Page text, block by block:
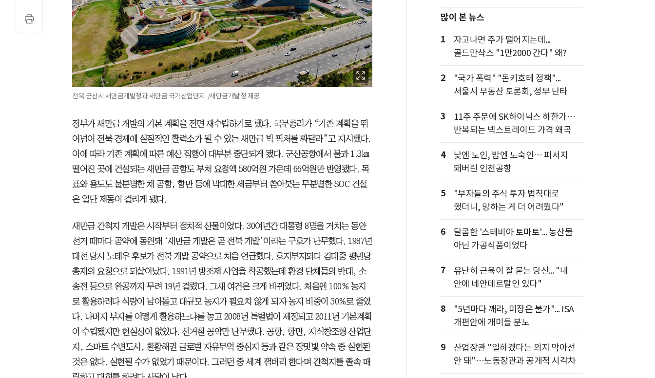
전북 군산시 새만금개발청과 새만금 국가산업단지. /새만금개발청 제공
정부가 새만금 개발의 기본 계획을 전면 재수립하기로 했다. 국무총리가 “기존 계획을 뛰
어넘어 전북 경제에 실질적인 활력소가 될 수 있는 새만금 빅 픽처를 짜달라”고 지시했다.
이에 따라 기존 계획에 따른 예산 집행이 대부분 중단되게 됐다. 군산공항에서 불과 1.3㎞
떨어진 곳에 건설되는 새만금 공항도 부처 요청액 580억원 가운데 66억원만 반영됐다. 목
표와 용도도 불분명한 채 공항, 항만 등에 막대한 세금부터 쏟아붓는 무분별한 SOC 건설
은 일단 제동이 걸리게 됐다.
새만금 간척지 개발은 시작부터 정치적 산물이었다. 30여년간 대통령 8명을 거치는 동안
선거 때마다 공약에 동원돼 ‘새만금 개발은 곧 전북 개발’이라는 구호가 난무했다. 1987년
대선 당시 노태우 후보가 전북 개발 공약으로 처음 언급했다. 흐지부지되다 김대중 평민당
총재의 요청으로 되살아났다. 1991년 방조제 사업을 착공했는데 환경 단체들의 반대, 소
송전 등으로 완공까지 무려 19년 걸렸다. 그새 여건은 크게 바뀌었다. 처음엔 100% 농지
로 활용하려다 식량이 남아돌고 대규모 농지가 필요치 않게 되자 농지 비중이 30%로 줄었
다. 나머지 부지를 어떻게 활용하느냐를 놓고 2008년 특별법이 제정되고 2011년 기본계획
이 수립됐지만 현실성이 없었다. 선거철 공약만 난무했다. 공항, 항만, 지식창조형 산업단
지, 스마트 수변도시, 환황해권 글로벌 자유무역 중심지 등과 같은 장밋빛 약속 중 실현된
것은 없다. 실현될 수가 없었기 때문이다. 그러던 중 세계 잼버리 한다며 간척지를 졸속 매
많이 본 뉴스
1
자고나면 주가 떨어지는데...
골드만삭스 "1만2000 간다" 왜?
2
"국가 폭력" "돈키호테 정책"...
서울시 부동산 토론회, 정부 난타
3
11주 주문에 SK하이닉스 하한가…
반복되는 넥스트레이드 가격 왜곡
4
낮엔 노인, 밤엔 노숙인… 피서지
돼버린 인천공항
5
"부자들의 주식 투자 법칙대로
했더니, 망하는 게 더 어려웠다"
6
달콤한 '스테비아 토마토'... 농산물
아닌 가공식품이었다
7
유난히 근육이 잘 붙는 당신... "내
안에 네안데르탈인 있다"
8
"5년마다 깨라, 미장은 불가"... ISA
개편안에 개미들 분노
9
산업장관 "일하겠다는 의지 막아선
안 돼"…노동장관과 공개적 시각차